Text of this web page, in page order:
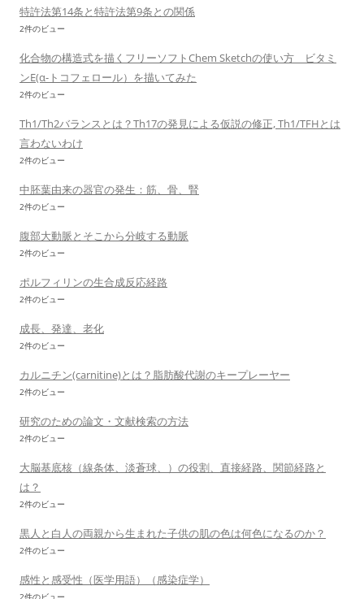
特許法第14条と特許法第9条との関係
2件のビュー
化合物の構造式を描くフリーソフトChem Sketchの使い方 ビタミ
ンE(α-トコフェロール）を描いてみた
2件のビュー
Th1/Th2バランスとは？Th17の発見による仮説の修正, Th1/TFHとは
言わないわけ
2件のビュー
中胚葉由来の器官の発生：筋、骨、腎
2件のビュー
腹部大動脈とそこから分岐する動脈
2件のビュー
ポルフィリンの生合成反応経路
2件のビュー
成長、発達、老化
2件のビュー
カルニチン(carnitine)とは？脂肪酸代謝のキープレーヤー
2件のビュー
研究のための論文・文献検索の方法
2件のビュー
大脳基底核（線条体、淡蒼球、）の役割、直接経路、関節経路と
は？
2件のビュー
黒人と白人の両親から生まれた子供の肌の色は何色になるのか？
2件のビュー
感性と感受性（医学用語）（感染症学）
2件のビュー